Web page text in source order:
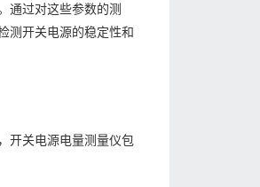
通过对这些参数的测
测开关电源的稳定性和
开关电源电量测量仪包